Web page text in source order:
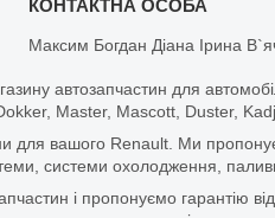
Максим Богдан Діана Ірина
автозапчастин для
Master, Mascott, Duster,
для вашого Renault. Ми
системи охолодження,
і пропонуємо